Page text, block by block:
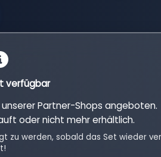
verfügbar
Partner-Shops angeboten.
oder nicht mehr erhältlich.
zu werden, sobald das Set wieder